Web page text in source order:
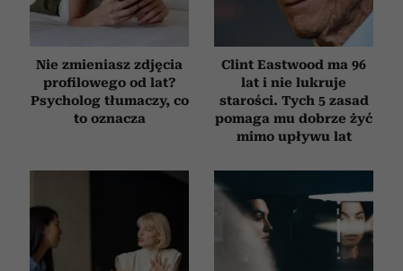
Nie zmieniasz zdjęcia
profilowego od lat?
Psycholog tłumaczy, co
to oznacza
Clint Eastwood ma 96
lat i nie lukruje
starości. Tych 5 zasad
pomaga mu dobrze żyć
mimo upływu lat